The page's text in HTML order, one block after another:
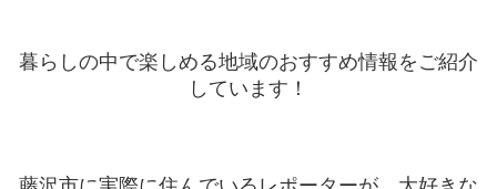
暮らしの中で楽しめる地域のおすすめ情報をご紹介
しています！